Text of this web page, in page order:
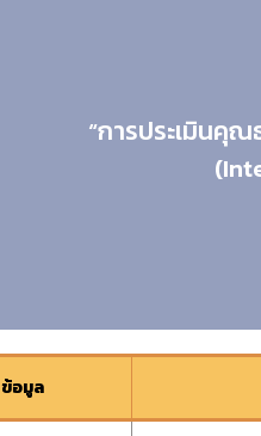
“การประเมินคุ
ข้อมูล